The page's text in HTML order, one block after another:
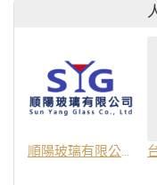
順陽玻璃有限公司